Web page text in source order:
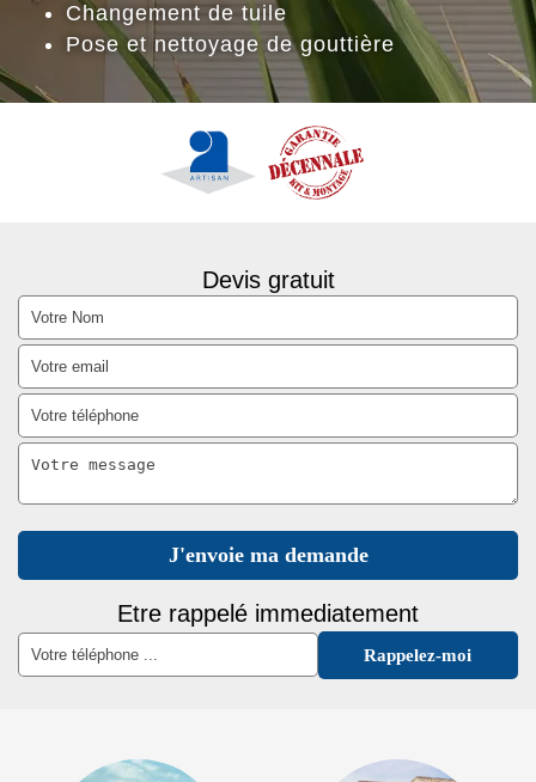
Changement de tuile
Pose et nettoyage de gouttière
Devis gratuit
Etre rappelé immediatement